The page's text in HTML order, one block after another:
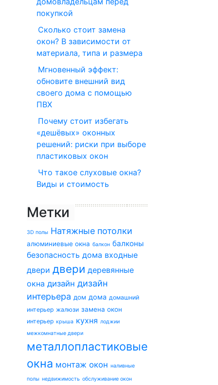
покупкой
Сколько стоит замена
окон? В зависимости от
материала, типа и размера
Мгновенный эффект:
обновите внешний вид
своего дома с помощью
ПВХ
Почему стоит избегать
«дешёвых» оконных
решений: риски при выборе
пластиковых окон
Что такое слуховые окна?
Виды и стоимость
Метки
3D полы Натяжные потолки
алюминиевые окна балкон балконы
безопасность дома входные
двери двери деревянные
окна дизайн дизайн
интерьера дом дома домашний
интерьер жалюзи замена окон
интерьер крыша кухня лоджии
межкомнатные двери
металлопластиковые
окна монтаж окон наливные
полы недвижимость обслуживание окон